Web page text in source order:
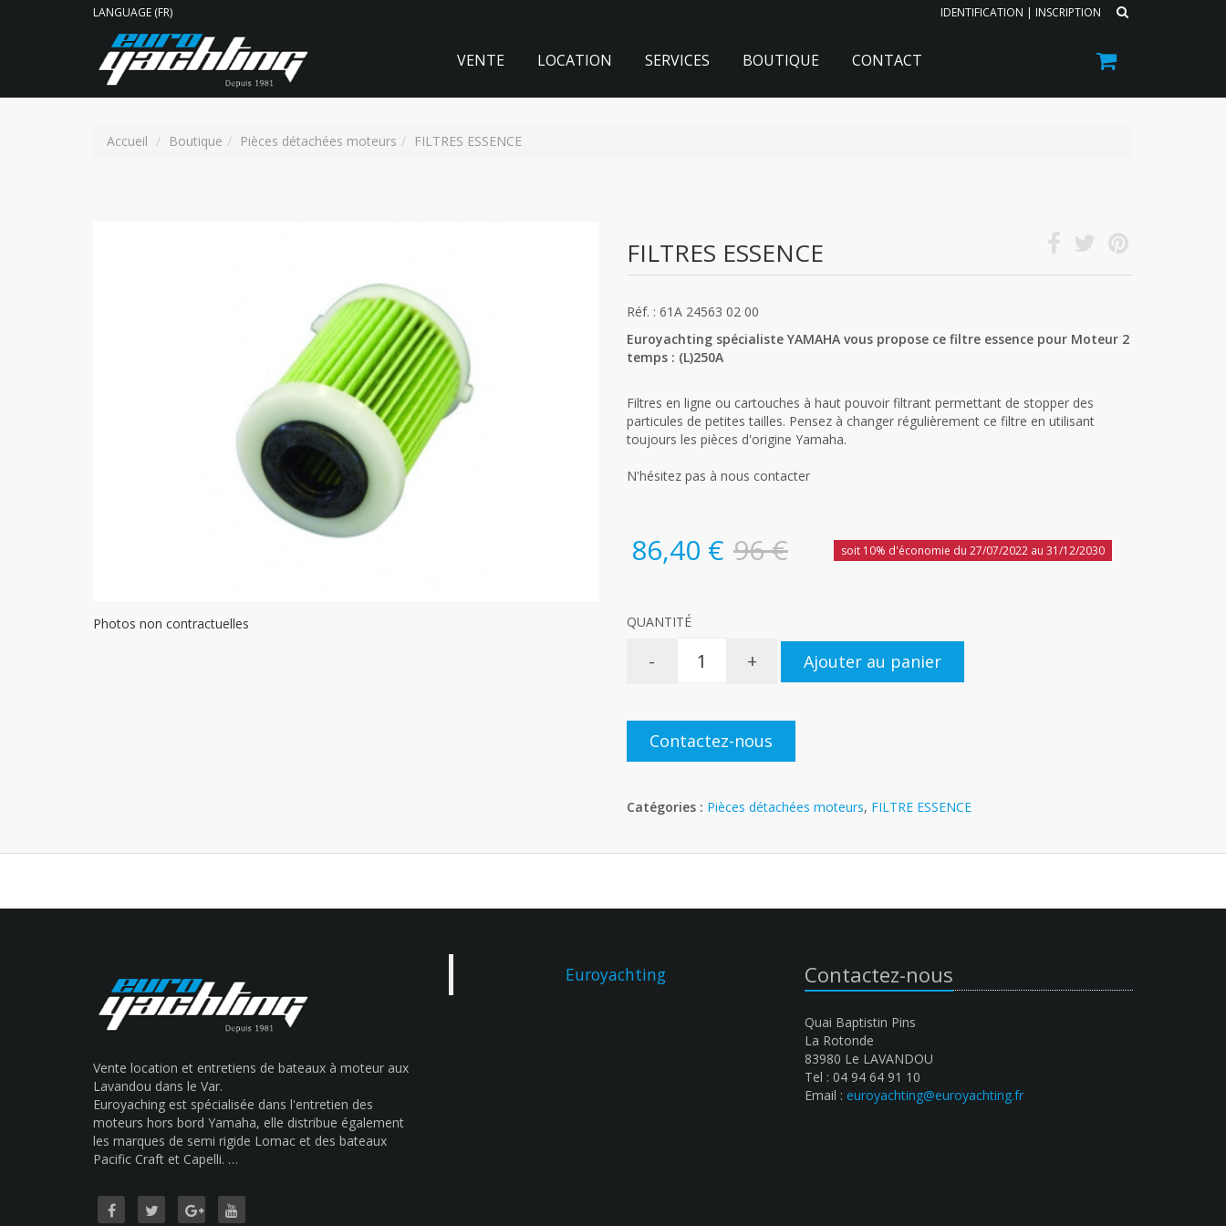
LANGUAGE (FR) IDENTIFICATION | INSCRIPTION
VENTE LOCATION SERVICES BOUTIQUE CONTACT
Accueil Boutique Pièces détachées moteurs FILTRES ESSENCE
Photos non contractuelles
FILTRES ESSENCE
Réf. : 61A 24563 02 00
Euroyachting spécialiste YAMAHA vous propose ce filtre essence pour Moteur 2
temps : (L)250A
Filtres en ligne ou cartouches à haut pouvoir filtrant permettant de stopper des
particules de petites tailles. Pensez à changer régulièrement ce filtre en utilisant
toujours les pièces d'origine Yamaha.
N'hésitez pas à nous contacter
86,40 € 96 € soit 10% d'économie du 27/07/2022 au 31/12/2030
QUANTITÉ
- + Ajouter au panier
Contactez-nous
Catégories : Pièces détachées moteurs, FILTRE ESSENCE
Vente location et entretiens de bateaux à moteur aux
Lavandou dans le Var.
Euroyaching est spécialisée dans l'entretien des
moteurs hors bord Yamaha, elle distribue également
les marques de semi rigide Lomac et des bateaux
Pacific Craft et Capelli. …
Euroyachting Contactez-nous
Quai Baptistin Pins
La Rotonde
83980 Le LAVANDOU
Tel : 04 94 64 91 10
Email : euroyachting@euroyachting.fr